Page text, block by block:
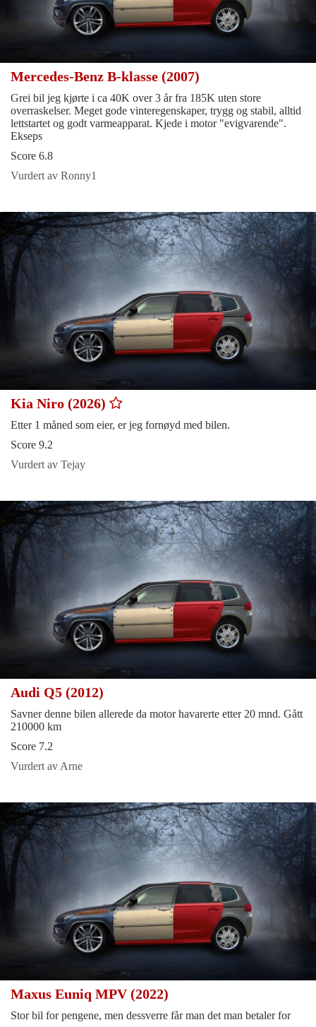
Mercedes-Benz B-klasse (2007)
Grei bil jeg kjørte i ca 40K over 3 år fra 185K uten store
overraskelser. Meget gode vinteregenskaper, trygg og stabil, alltid
lettstartet og godt varmeapparat. Kjede i motor "evigvarende".
Ekseps
Score 6.8
Vurdert av Ronny1
Kia Niro (2026)
Etter 1 måned som eier, er jeg fornøyd med bilen.
Score 9.2
Vurdert av Tejay
Audi Q5 (2012)
Savner denne bilen allerede da motor havarerte etter 20 mnd. Gått
210000 km
Score 7.2
Vurdert av Arne
Maxus Euniq MPV (2022)
Stor bil for pengene, men dessverre får man det man betaler for